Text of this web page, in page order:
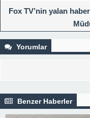
Fox TV’nin yalan
Yorumlar
Benzer Haberler